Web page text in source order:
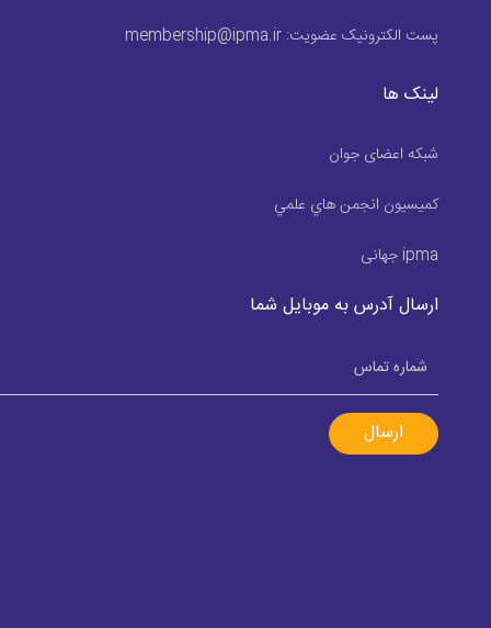
پست الکترونیک عضویت:membership@ipma.ir
لینک ها
شبکه اعضای جوان
كميسيون انجمن هاي علمي
ipma جهانی
ارسال آدرس به موبایل شما
ارسال